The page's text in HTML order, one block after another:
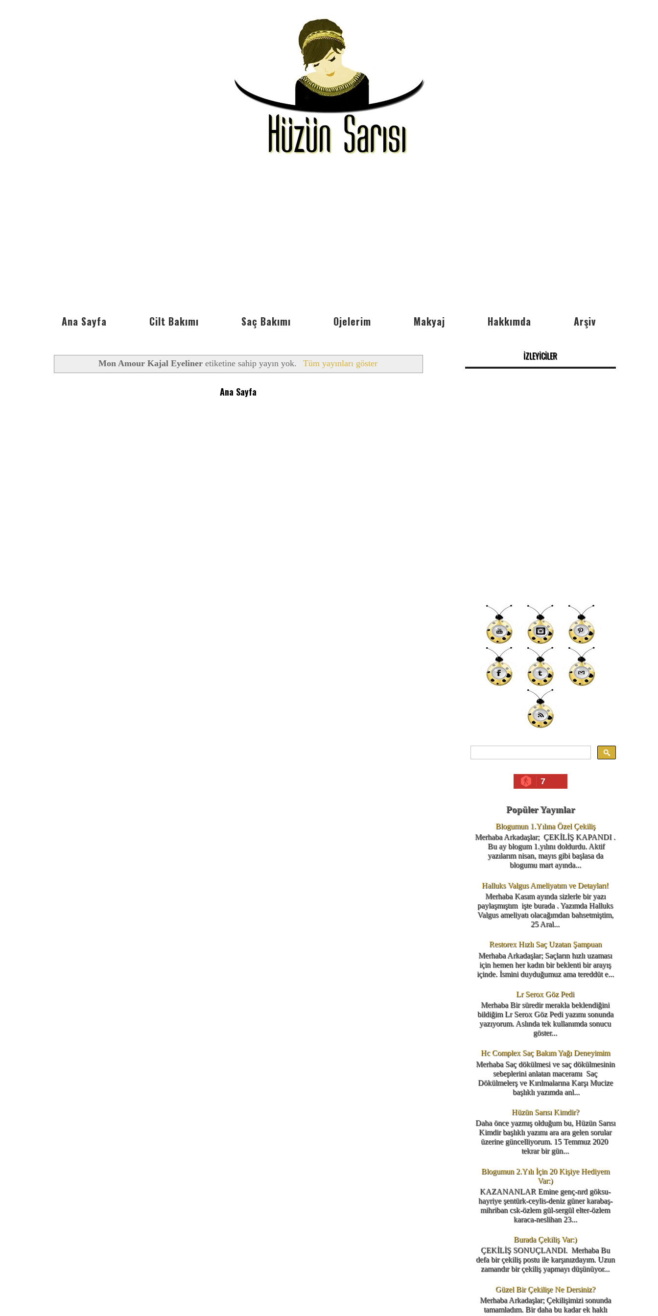
Ana Sayfa Cilt Bakımı Saç Bakımı Ojelerim Makyaj Hakkımda Arşiv
Mon Amour Kajal Eyeliner etiketine sahip yayın yok. Tüm yayınları göster
Ana Sayfa
İZLEYİCİLER
7
Popüler Yayınlar
Blogumun 1.Yılına Özel Çekiliş
Merhaba Arkadaşlar; ÇEKİLİŞ KAPANDI .
Bu ay blogum 1.yılını doldurdu. Aktif
yazılarım nisan, mayıs gibi başlasa da
blogumu mart ayında...
Halluks Valgus Ameliyatım ve Detayları!
Merhaba Kasım ayında sizlerle bir yazı
paylaşmıştım işte burada . Yazımda Halluks
Valgus ameliyatı olacağımdan bahsetmiştim,
25 Aral...
Restorex Hızlı Saç Uzatan Şampuan
Merhaba Arkadaşlar; Saçların hızlı uzaması
için hemen her kadın bir beklenti bir arayış
içinde. İsmini duyduğumuz ama tereddüt e...
Lr Serox Göz Pedi
Merhaba Bir süredir merakla beklendiğini
bildiğim Lr Serox Göz Pedi yazımı sonunda
yazıyorum. Aslında tek kullanımda sonucu
göster...
Hc Complex Saç Bakım Yağı Deneyimim
Merhaba Saç dökülmesi ve saç dökülmesinin
sebeplerini anlatan maceramı Saç
Dökülmelerş ve Kırılmalarına Karşı Mucize
başlıklı yazımda anl...
Hüzün Sarısı Kimdir?
Daha önce yazmış olduğum bu, Hüzün Sarısı
Kimdir başlıklı yazımı ara ara gelen sorular
üzerine güncelliyorum. 15 Temmuz 2020
tekrar bir gün...
Blogumun 2.Yılı İçin 20 Kişiye Hediyem
Var:)
KAZANANLAR Emine genç-nrd göksu-
hayriye şentürk-ceylis-deniz güner karabaş-
mihriban csk-özlem gül-sergül elter-özlem
karaca-neslihan 23...
Burada Çekiliş Var:)
ÇEKİLİŞ SONUÇLANDI. Merhaba Bu
defa bir çekiliş postu ile karşınızdayım. Uzun
zamandır bir çekiliş yapmayı düşünüyor...
Güzel Bir Çekilişe Ne Dersiniz?
Merhaba Arkadaşlar; Çekilişimizi sonunda
tamamladım. Bir daha bu kadar ek haklı